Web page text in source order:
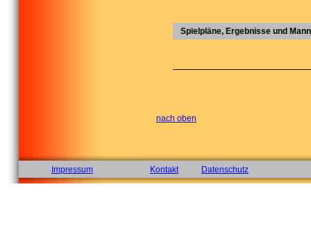
Spielpläne, Ergebnisse und
nach oben
Impressum Kontakt Datenschutz